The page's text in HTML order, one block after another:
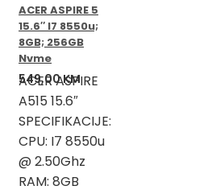
ACER ASPIRE 5
15.6″ I7 8550u;
8GB; 256GB
Nvme
549,00KM
ACER ASPIRE
A515 15.6″
SPECIFIKACIJE:
CPU: I7 8550u
@ 2.50Ghz
RAM: 8GB